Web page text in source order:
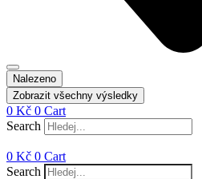
Nalezeno
Zobrazit všechny výsledky
0 Kč 0 Cart
Search
0 Kč 0 Cart
Search